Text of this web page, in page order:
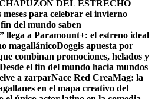
DEL ESTRECHO
para celebrar el invierno
del mundo saben
llega a Paramount+: el estreno ideal
magallánicoDoggis apuesta por
combinan promociones, helados y
Desde el fin del mundo hacia mundos
a zarparNace Red CreaMag: la
en el mapa creativo del